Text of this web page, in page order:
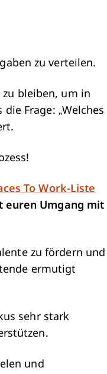
zu verteilen.
bleiben, um in
Frage: „Welches
To Work-Liste
euren Umgang mit
zu fördern und
ermutigt
sehr stark
und